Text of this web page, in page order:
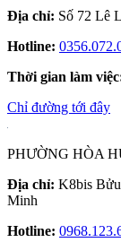
Địa chỉ: Số 72 Lê
Hotline:
Thời gian làm
Chỉ đường tới đây
PHƯỜNG HÒA
Địa chỉ: K8bis
Minh
Hotline: